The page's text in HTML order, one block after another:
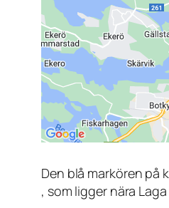
Den blå markören på
, som ligger nära